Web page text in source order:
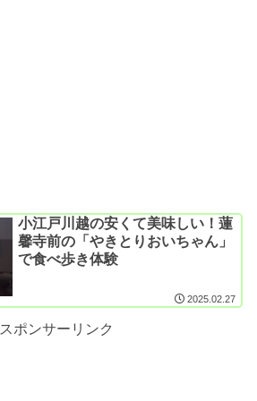
小江戸川越の安くて美味しい！蓮
馨寺前の「やきとりおいちゃん」
で食べ歩き体験
2025.02.27
スポンサーリンク